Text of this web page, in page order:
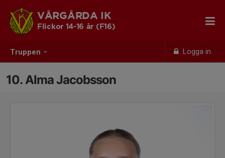
Truppen Logga in
VÅRGÅRDA IK
Flickor 14-16 år (F16)
10. Alma Jacobsson